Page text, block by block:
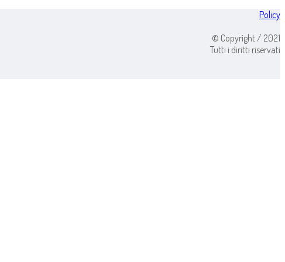
Policy
© Copyright / 2021
Tutti i diritti riservati